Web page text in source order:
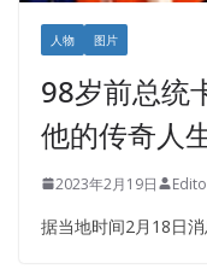
人物 图片
98岁前总统
他的传奇人
2023年2月19日
据当地时间2月18日